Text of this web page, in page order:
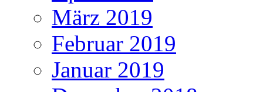
März 2019
Februar 2019
Januar 2019